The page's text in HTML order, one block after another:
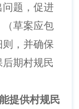
题，促进
草案应包
，并确保
期村规民
提供村规民